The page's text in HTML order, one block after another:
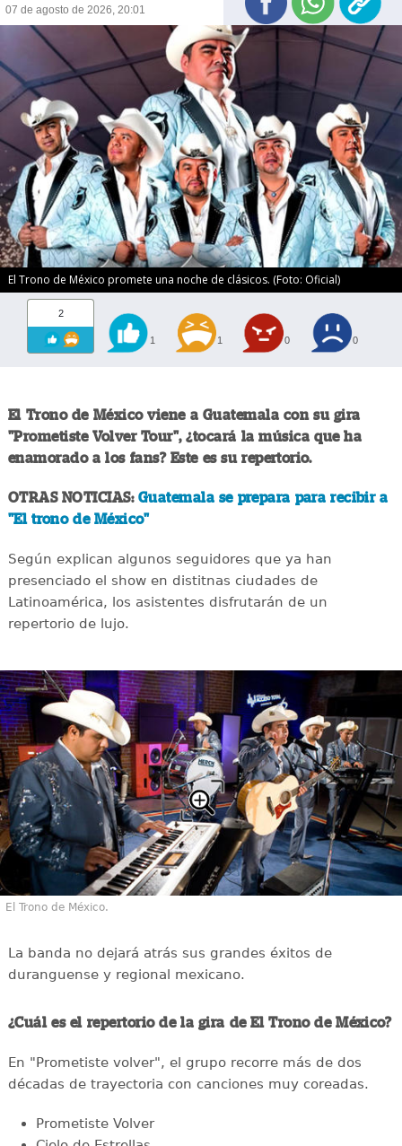
07 de agosto de 2026, 20:01
El Trono de México promete una noche de clásicos. (Foto: Oficial)
2
1 1 0 0
El Trono de México viene a Guatemala con su gira
"Prometiste Volver Tour", ¿tocará la música que ha
enamorado a los fans? Este es su repertorio.
OTRAS NOTICIAS:Guatemala se prepara para recibir a
"El trono de México"
Según explican algunos seguidores que ya han
presenciado el show en distitnas ciudades de
Latinoamérica, los asistentes disfrutarán de un
repertorio de lujo.
El Trono de México.
La banda no dejará atrás sus grandes éxitos de
duranguense y regional mexicano.
¿Cuál es el repertorio de la gira de El Trono de México?
En "Prometiste volver", el grupo recorre más de dos
décadas de trayectoria con canciones muy coreadas.
Prometiste Volver